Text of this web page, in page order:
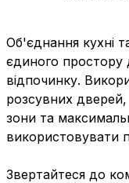
Об'єднання кухні
єдиного простору
відпочинку.
розсувних дверей,
зони та
використовувати
Звертайтеся до